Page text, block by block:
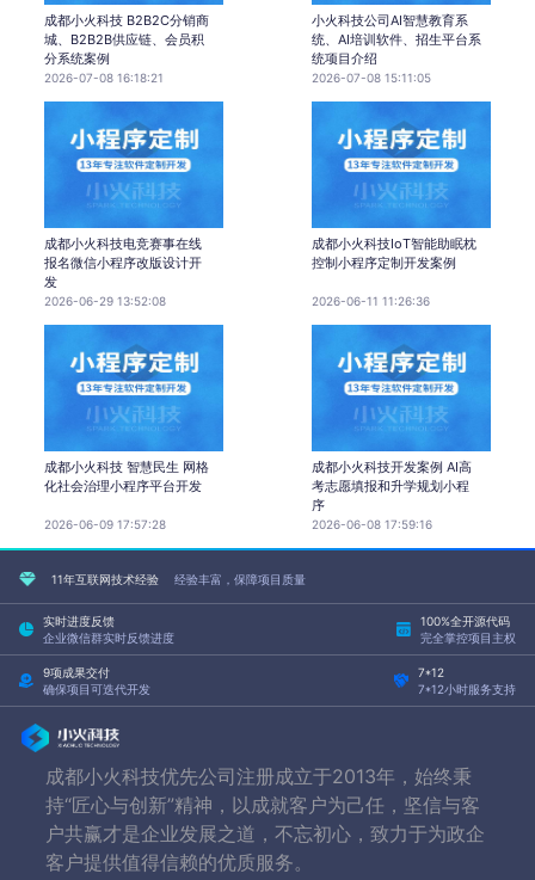
成都小火科技 B2B2C分销商
城、B2B2B供应链、会员积
分系统案例
2026-07-08 16:18:21
小火科技公司AI智慧教育系
统、AI培训软件、招生平台系
统项目介绍
2026-07-08 15:11:05
成都小火科技电竞赛事在线
报名微信小程序改版设计开
发
2026-06-29 13:52:08
成都小火科技IoT智能助眠枕
控制小程序定制开发案例
2026-06-11 11:26:36
成都小火科技 智慧民生 网格
化社会治理小程序平台开发
2026-06-09 17:57:28
成都小火科技开发案例 AI高
考志愿填报和升学规划小程
序
2026-06-08 17:59:16
11年互联网技术经验 经验丰富，保障项目质量
实时进度反馈
企业微信群实时反馈进度
100%全开源代码
完全掌控项目主权
9项成果交付
确保项目可迭代开发
7*12
7*12小时服务支持
成都小火科技优先公司注册成立于2013年，始终秉
持“匠心与创新”精神，以成就客户为己任，坚信与客
户共赢才是企业发展之道，不忘初心，致力于为政企
客户提供值得信赖的优质服务。